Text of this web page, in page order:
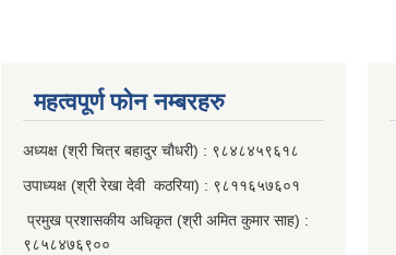
महत्वपूर्ण फाेन नम्बरहरु
अध्यक्ष (श्री चित्र बहादुर चाैधरी) : ९८४८४५९६१८
उपाध्यक्ष (श्री रेखा देवी कठरिया) : ९८११६५७६०१
प्रमुख प्रशासकीय अधिकृत (श्री अमित कुमार साह) :
९८५८४७६९००